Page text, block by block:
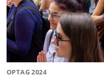
OPTAG 2024